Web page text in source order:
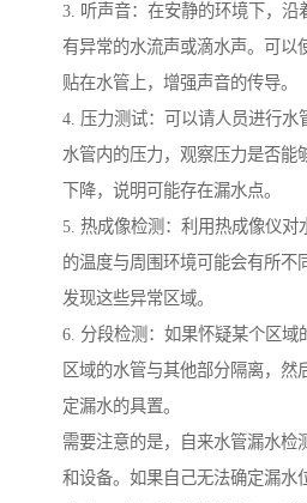
3. 听声音：在安静的环境下，沿
有异常的水流声或滴水声。可以
贴在水管上，增强声音的传导。
4. 压力测试：可以请人员进行水
水管内的压力，观察压力是否能
下降，说明可能存在漏水点。
5. 热成像检测：利用热成像仪对
的温度与周围环境可能会有所不
发现这些异常区域。
6. 分段检测：如果怀疑某个区域
区域的水管与其他部分隔离，然
定漏水的具置。
需要注意的是，自来水管漏水检
和设备。如果自己无法确定漏水